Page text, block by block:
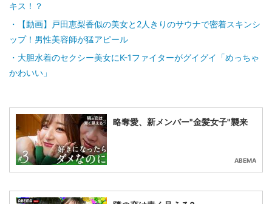
キス！？
【動画】戸田恵梨香似の美女と2人きりのサウナで密着スキンシ
ップ！男性美容師が猛アピール
大胆水着のセクシー美女にK-1ファイターがグイグイ「めっちゃ
かわいい」
略奪愛、新メンバー"金髪女子"襲来
ABEMA